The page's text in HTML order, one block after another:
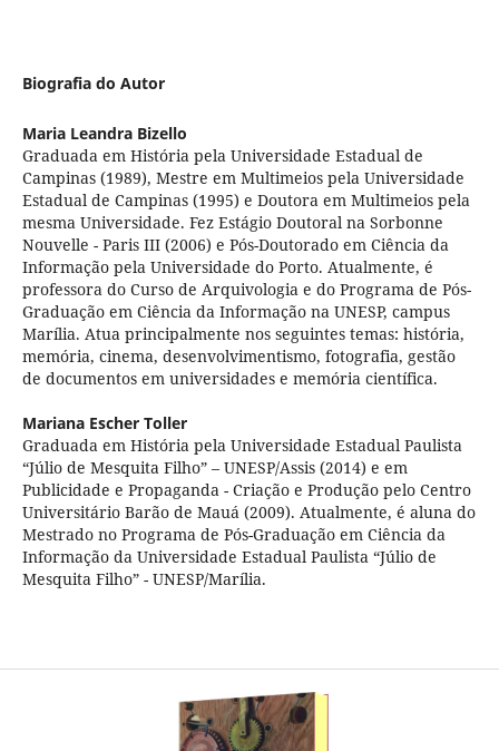
Biografia do Autor
Maria Leandra Bizello
Graduada em História pela Universidade Estadual de
Campinas (1989), Mestre em Multimeios pela Universidade
Estadual de Campinas (1995) e Doutora em Multimeios pela
mesma Universidade. Fez Estágio Doutoral na Sorbonne
Nouvelle - Paris III (2006) e Pós-Doutorado em Ciência da
Informação pela Universidade do Porto. Atualmente, é
professora do Curso de Arquivologia e do Programa de Pós-
Graduação em Ciência da Informação na UNESP, campus
Marília. Atua principalmente nos seguintes temas: história,
memória, cinema, desenvolvimentismo, fotografia, gestão
de documentos em universidades e memória científica.
Mariana Escher Toller
Graduada em História pela Universidade Estadual Paulista
“Júlio de Mesquita Filho” – UNESP/Assis (2014) e em
Publicidade e Propaganda - Criação e Produção pelo Centro
Universitário Barão de Mauá (2009). Atualmente, é aluna do
Mestrado no Programa de Pós-Graduação em Ciência da
Informação da Universidade Estadual Paulista “Júlio de
Mesquita Filho” - UNESP/Marília.